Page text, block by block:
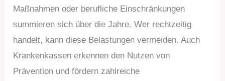
Maßnahmen oder berufliche Einschränkungen
summieren sich über die Jahre. Wer rechtzeitig
handelt, kann diese Belastungen vermeiden. Auch
Krankenkassen erkennen den Nutzen von
Prävention und fördern zahlreiche